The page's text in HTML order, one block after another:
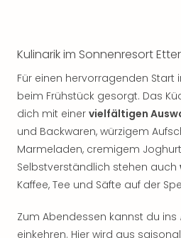
Kulinarik im Sonnenresort
Für einen hervorragenden Start
beim Frühstück gesorgt. Das
dich mit einer vielfältigen
und Backwaren, würzigem
Marmeladen, cremigem
Selbstverständlich stehen auch
Kaffee, Tee und Säfte auf der
Zum Abendessen kannst du ins
einkehren. Hier wird aus